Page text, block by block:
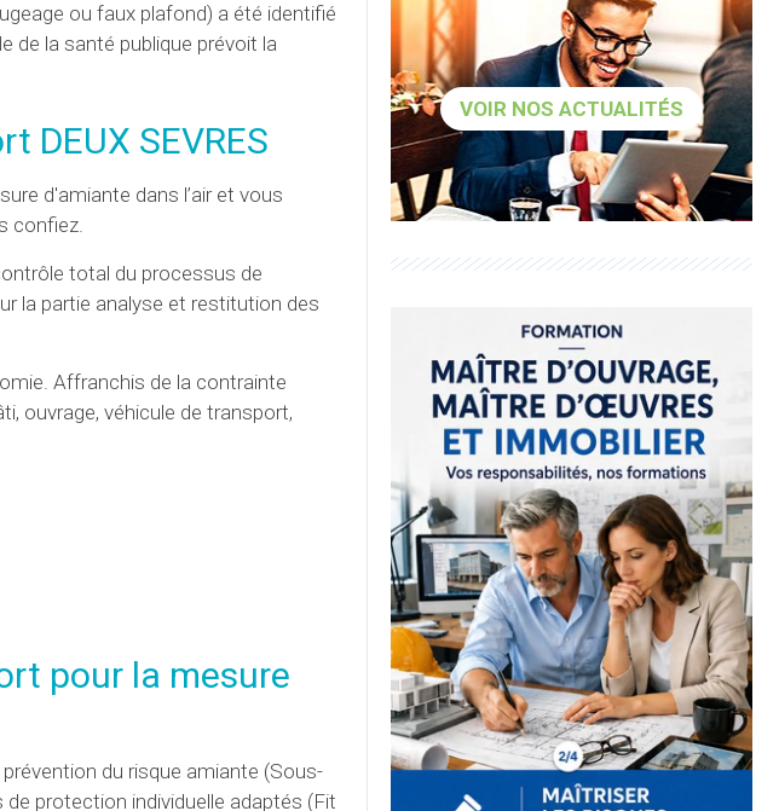
ou faux plafond) a été identifié
de la santé publique prévoit la
DEUX SEVRES
d'amiante dans l’air et vous
confiez.
total du processus de
la partie analyse et restitution des
Affranchis de la contrainte
ouvrage, véhicule de transport,
pour la mesure
du risque amiante (Sous-
protection individuelle adaptés (Fit
VOIR NOS ACTUALITÉS